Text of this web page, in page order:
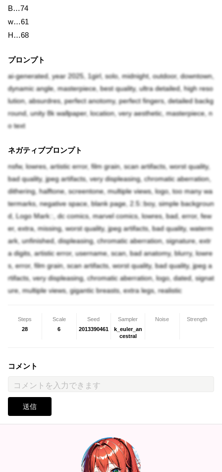
B…74
w…61
H…68
プロンプト
ai-generated, year 2025, 1girl, solo, midnight, outdoor, downtown,
dynamic angle, masterpiece, best quality, ultra detailed, high reso
lution, absurdres, perfect anotomy, perfect fingers, detailed backg
round, unity 8k wallpaper, location, very aesthetic, masterpiece, n
o text
ネガティブプロンプト
nsfw, lowres, artistic error, film grain, scan artifacts, worst quality,
bad quality, jpeg artifacts, very displeasing, chromatic aberration,
dithering, halftone, screentone, multiple views, logo, too many wa
termarks, negative space, blank page, 2.5::boy, simple backgroun
d, Logo Mark::, dc comics, marvel comics, lowres, bad, error, few
er, extra, missing, worst quality, jpeg artifacts, bad quality, waterm
ark, unfinished, displeasing, chromatic aberration, signature, extr
a digits, artistic error, username, scan, bad anatomy, blurry, lowre
s, error, film grain, scan artifacts, worst quality, bad quality, jpeg a
rtifacts, very displeasing, chromatic aberration, logo, dated, signat
ure, multiple views, gigantic breasts, extra legs, realistic
Steps
28
Scale
6
Seed
2013390461
Sampler
k_euler_an
cestral
Noise Strength
コメント
送信